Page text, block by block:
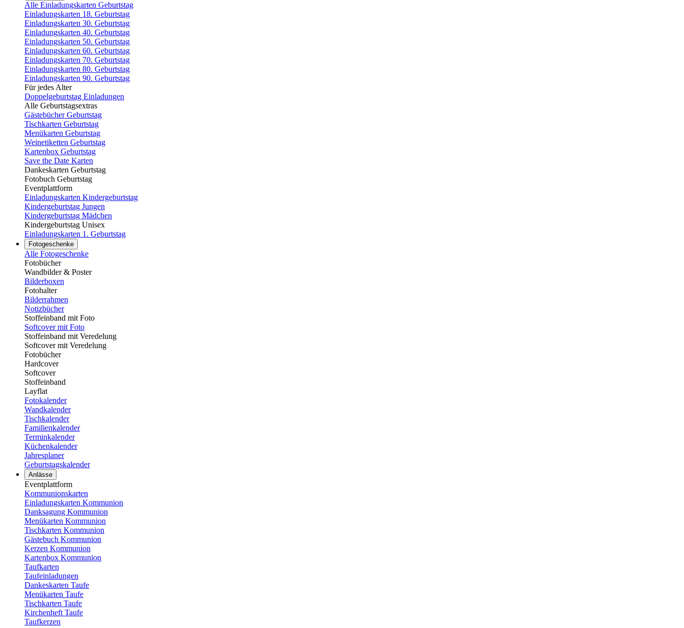
Alle Einladungskarten Geburtstag
Einladungskarten 18. Geburtstag
Einladungskarten 30. Geburtstag
Einladungskarten 40. Geburtstag
Einladungskarten 50. Geburtstag
Einladungskarten 60. Geburtstag
Einladungskarten 70. Geburtstag
Einladungskarten 80. Geburtstag
Einladungskarten 90. Geburtstag
Für jedes Alter
Doppelgeburtstag Einladungen
Alle Geburtstagsextras
Gästebücher Geburtstag
Tischkarten Geburtstag
Menükarten Geburtstag
Weinetiketten Geburtstag
Kartenbox Geburtstag
Save the Date Karten
Dankeskarten Geburtstag
Fotobuch Geburtstag
Eventplattform
Einladungskarten Kindergeburtstag
Kindergeburtstag Jungen
Kindergeburtstag Mädchen
Kindergeburtstag Unisex
Einladungskarten 1. Geburtstag
Fotogeschenke
Alle Fotogeschenke
Fotobücher
Wandbilder & Poster
Bilderboxen
Fotohalter
Bilderrahmen
Notizbücher
Stoffeinband mit Foto
Softcover mit Foto
Stoffeinband mit Veredelung
Softcover mit Veredelung
Fotobücher
Hardcover
Softcover
Stoffeinband
Layflat
Fotokalender
Wandkalender
Tischkalender
Familienkalender
Terminkalender
Küchenkalender
Jahresplaner
Geburtstagskalender
Anlässe
Eventplattform
Kommunionskarten
Einladungskarten Kommunion
Danksagung Kommunion
Menükarten Kommunion
Tischkarten Kommunion
Gästebuch Kommunion
Kerzen Kommunion
Kartenbox Kommunion
Taufkarten
Taufeinladungen
Dankeskarten Taufe
Menükarten Taufe
Tischkarten Taufe
Kirchenheft Taufe
Taufkerzen